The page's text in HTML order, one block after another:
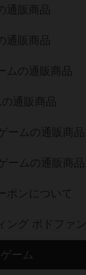
通販商品
通販商品
ムの通販商品
通販商品
ームの通販商品
ームの通販商品
ポンについて
ング ボドファン
ーム